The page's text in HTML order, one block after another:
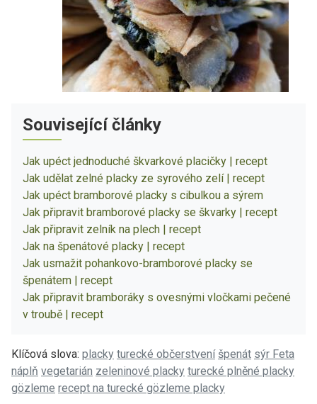
Související články
Jak upéct jednoduché škvarkové placičky | recept
Jak udělat zelné placky ze syrového zelí | recept
Jak upéct bramborové placky s cibulkou a sýrem
Jak připravit bramborové placky se škvarky | recept
Jak připravit zelník na plech | recept
Jak na špenátové placky | recept
Jak usmažit pohankovo-bramborové placky se
špenátem | recept
Jak připravit bramboráky s ovesnými vločkami pečené
v troubě | recept
Klíčová slova: placky turecké občerstvení špenát sýr Feta
náplň vegetarián zeleninové placky turecké plněné placky
gözleme recept na turecké gözleme placky